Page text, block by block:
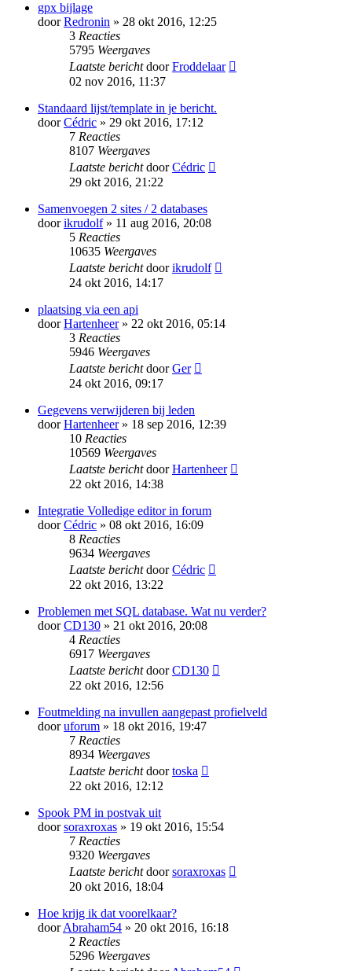
gpx bijlage
doorRedronin » 28 okt 2016, 12:25
3 Reacties
5795 Weergaves
Laatste berichtdoorFroddelaar
02 nov 2016, 11:37
Standaard lijst/template in je bericht.
doorCédric » 29 okt 2016, 17:12
7 Reacties
8107 Weergaves
Laatste berichtdoorCédric
29 okt 2016, 21:22
Samenvoegen 2 sites / 2 databases
doorikrudolf» 11 aug 2016, 20:08
5 Reacties
10635 Weergaves
Laatste berichtdoorikrudolf
24 okt 2016, 14:17
plaatsing via een api
doorHartenheer» 22 okt 2016, 05:14
3 Reacties
5946 Weergaves
Laatste berichtdoorGer
24 okt 2016, 09:17
Gegevens verwijderen bij leden
doorHartenheer» 18 sep 2016, 12:39
10 Reacties
10569 Weergaves
Laatste berichtdoorHartenheer
22 okt 2016, 14:38
Integratie Volledige editor in forum
doorCédric » 08 okt 2016, 16:09
8 Reacties
9634 Weergaves
Laatste berichtdoorCédric
22 okt 2016, 13:22
Problemen met SQL database. Wat nu verder?
doorCD130 » 21 okt 2016, 20:08
4 Reacties
6917 Weergaves
Laatste berichtdoorCD130
22 okt 2016, 12:56
Foutmelding na invullen aangepast profielveld
dooruforum » 18 okt 2016, 19:47
7 Reacties
8934 Weergaves
Laatste berichtdoortoska
22 okt 2016, 12:12
Spook PM in postvak uit
doorsoraxroxas » 19 okt 2016, 15:54
7 Reacties
9320 Weergaves
Laatste berichtdoorsoraxroxas
20 okt 2016, 18:04
Hoe krijg ik dat voorelkaar?
doorAbraham54 » 20 okt 2016, 16:18
2 Reacties
5296 Weergaves